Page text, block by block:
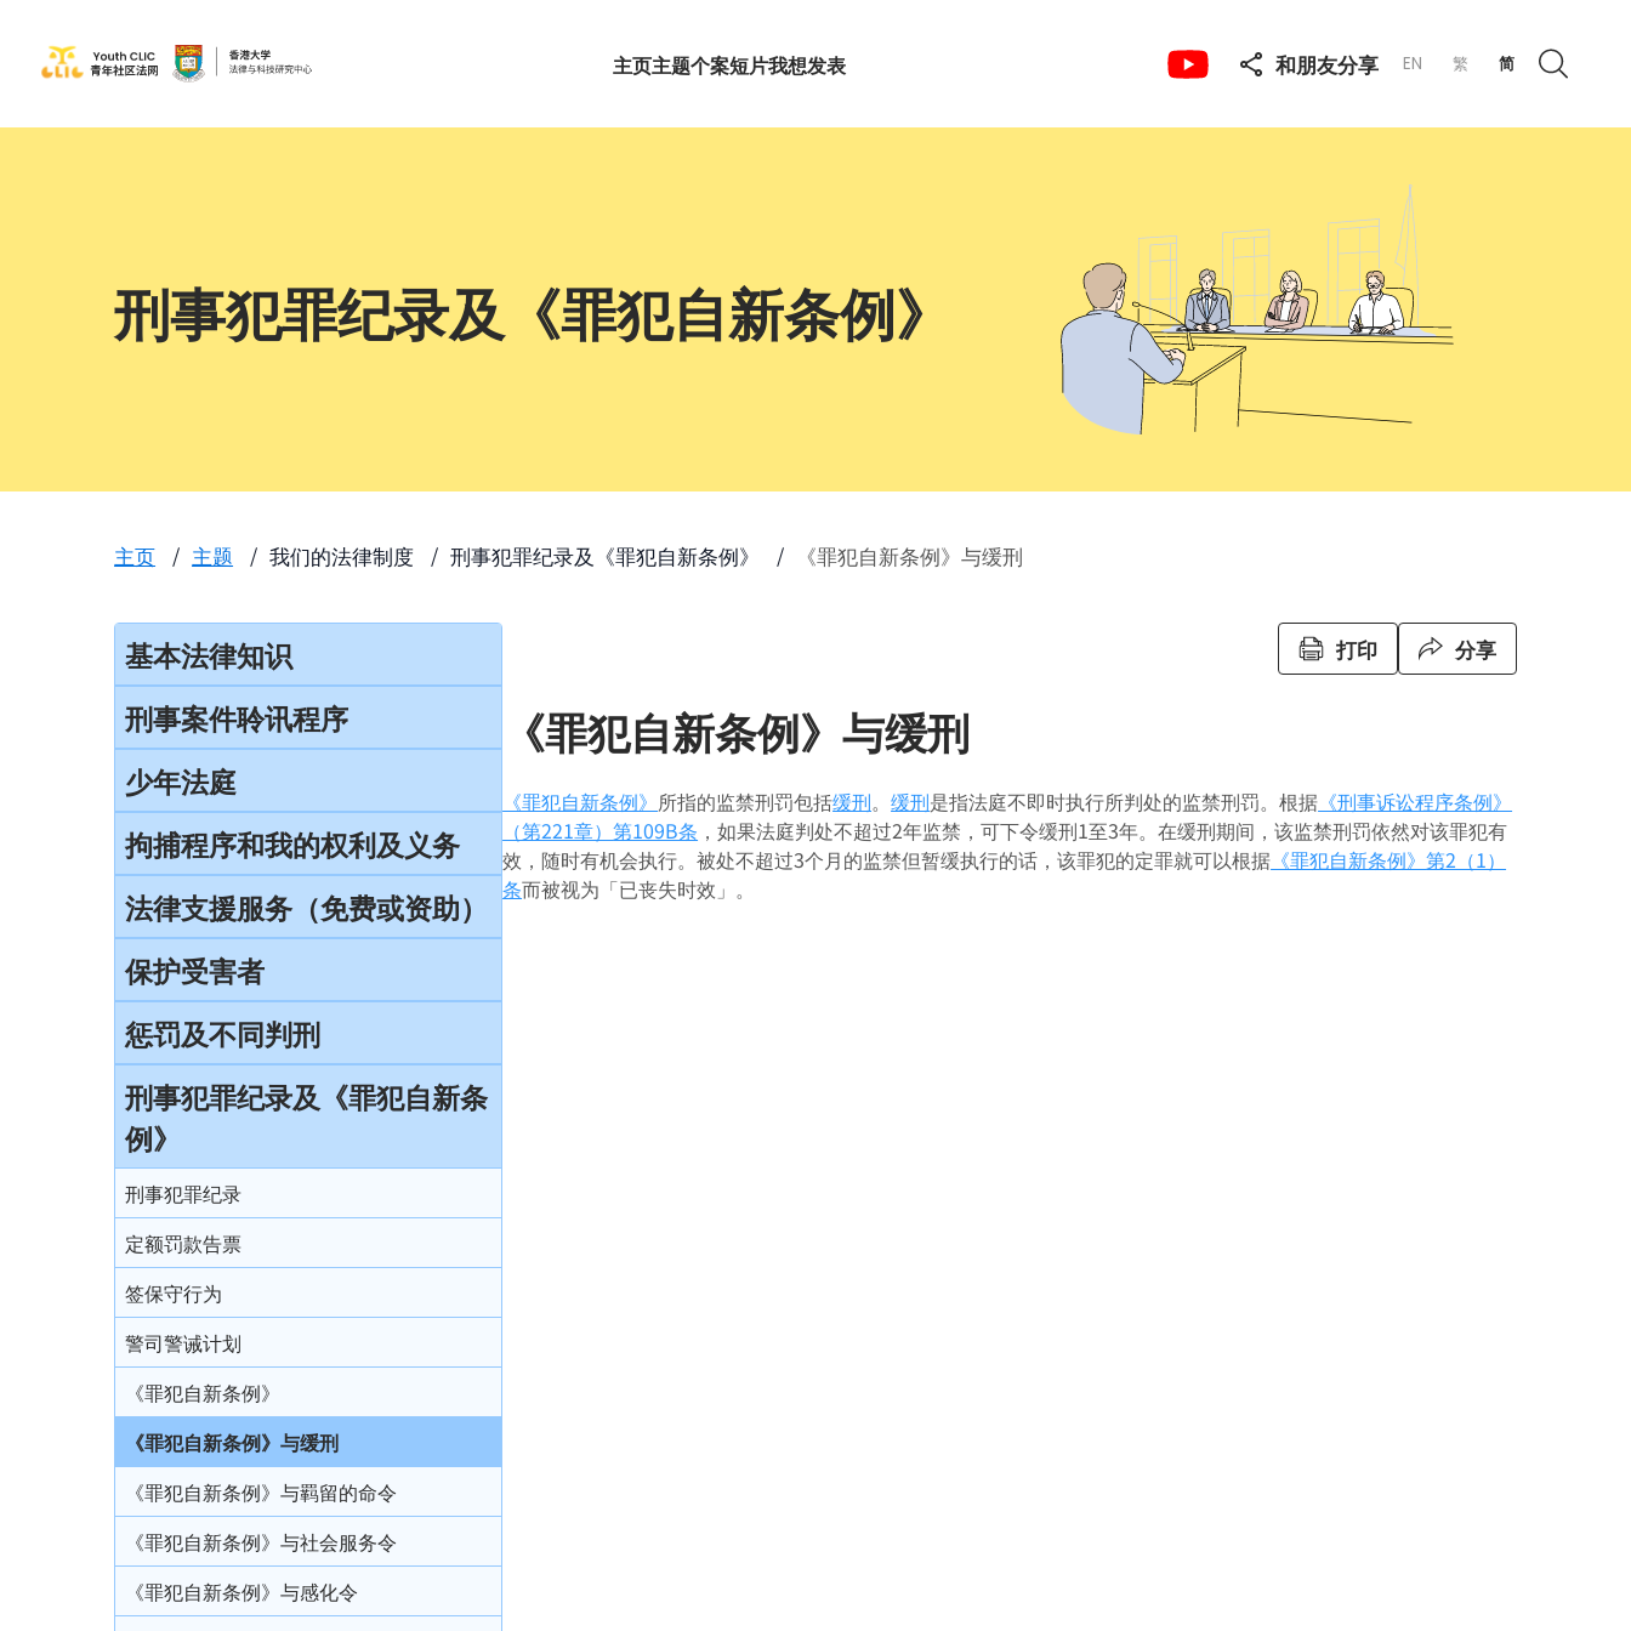
主页主题个案短片我想发表 和朋友分享 简
繁
EN
刑事犯罪纪录及《罪犯自新条例》
主页 主题 我们的法律制度 刑事犯罪纪录及《罪犯自新条例》 《罪犯自新条例》与缓刑
基本法律知识
法治
香港法律来源
刑事诉讼及民事诉讼
事务律师与大律师
简介律政司
香港法院及司法机构
刑事案件聆讯程序
刑事案件一般聆讯程序
经公诉程序定罪及经简易程序定罪
首次聆讯
认罪
求情及判刑
认罪对判刑的影响
不认罪
审讯
结案陈词及裁决
由陪审团审讯
上诉
少年法庭
少年法庭的司法管辖权
保护少年罪犯
少年法庭的聆讯程序
少年罪犯惩罚的限制
判刑原则
判刑
拘捕程序和我的权利及义务
引言
在公众地方被警察截停和查问
在公众地方被警察截停和搜身
缄默权
拒绝与警方合作的后果
拘捕
被捕后的权利
扣留被捕人士
录取供词
被捕人士保释
在警署及法庭分隔少年人
投诉警察
法律支援服务（免费或资助）
简介本港部分法律援助
刑事诉讼法律援助计划
当值律师计划
免费法律谘询计划
免费法律谘询计划——不提供服务的案件类
别
电话法律谘询计划
保护受害者
受害者的权利
儿童证人
无助证人 / 易受伤害的证人
录影纪录证据
以电视直播联系提供证据
书面供词
惩罚及不同判刑
引言
监禁
缓刑
社会服务令
感化令
劳教中心
教导所
更生中心
感化院
羁留院
医院令
刑事犯罪纪录及《罪犯自新条
例》
刑事犯罪纪录
定额罚款告票
签保守行为
警司警诫计划
《罪犯自新条例》
《罪犯自新条例》与缓刑
《罪犯自新条例》与羁留的命令
《罪犯自新条例》与社会服务令
《罪犯自新条例》与感化令
打印 分享
《罪犯自新条例》与缓刑
《罪犯自新条例》 所指的监禁刑罚包括缓刑。缓刑是指法庭不即时执行所判处的监禁刑罚。根据 《刑事诉讼程序条例》
（第221章）第109B条 ，如果法庭判处不超过2年监禁，可下令缓刑1至3年。在缓刑期间，该监禁刑罚依然对该罪犯有
效，随时有机会执行。被处不超过3个月的监禁但暂缓执行的话，该罪犯的定罪就可以根据 《罪犯自新条例》第2（1）
条而被视为「已丧失时效」。